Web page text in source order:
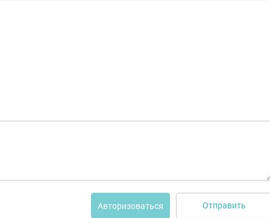
Авторизоваться Отправить